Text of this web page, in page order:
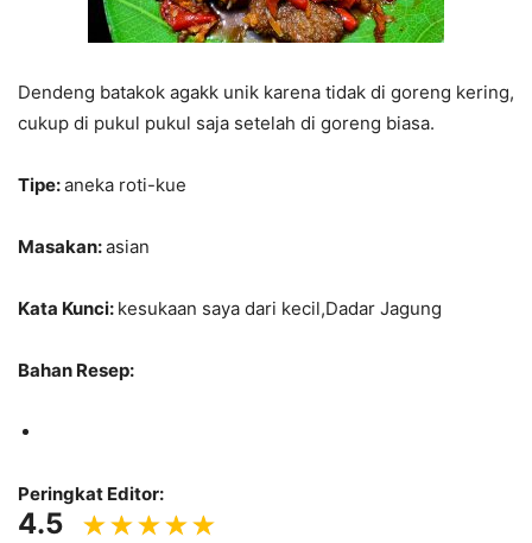
Dendeng batakok agakk unik karena tidak di goreng kering,
cukup di pukul pukul saja setelah di goreng biasa.
Tipe:aneka roti-kue
Masakan:asian
Kata Kunci: kesukaan saya dari kecil,Dadar Jagung
Bahan Resep:
Peringkat Editor:
4.5